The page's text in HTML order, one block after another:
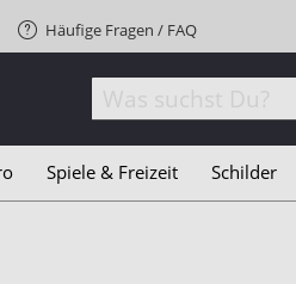
Häufige Fragen / FAQ
Spiele & Freizeit Schilder